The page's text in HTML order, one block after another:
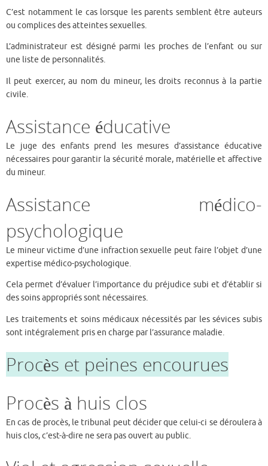
C’est notamment le cas lorsque les parents semblent être auteurs
ou complices des atteintes sexuelles.
L’administrateur est désigné parmi les proches de l’enfant ou sur
une liste de personnalités.
Il peut exercer, au nom du mineur, les droits reconnus à la partie
civile.
Assistance éducative
Le juge des enfants prend les mesures d’assistance éducative
nécessaires pour garantir la sécurité morale, matérielle et affective
du mineur.
Assistance médico-
psychologique
Le mineur victime d’une infraction sexuelle peut faire l’objet d’une
expertise médico-psychologique.
Cela permet d’évaluer l’importance du préjudice subi et d’établir si
des soins appropriés sont nécessaires.
Les traitements et soins médicaux nécessités par les sévices subis
sont intégralement pris en charge par l’assurance maladie.
Procès et peines encourues
Procès à huis clos
En cas de procès, le tribunal peut décider que celui-ci se déroulera à
huis clos, c’est-à-dire ne sera pas ouvert au public.